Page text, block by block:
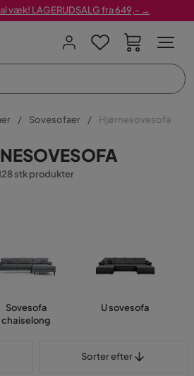
væk! LAGERUDSALG fra 649,- →
Sovesofaer Hjørnesovesofa
stk produkter
Sovesofa
chaiselong
U sovesofa
Sorter efter